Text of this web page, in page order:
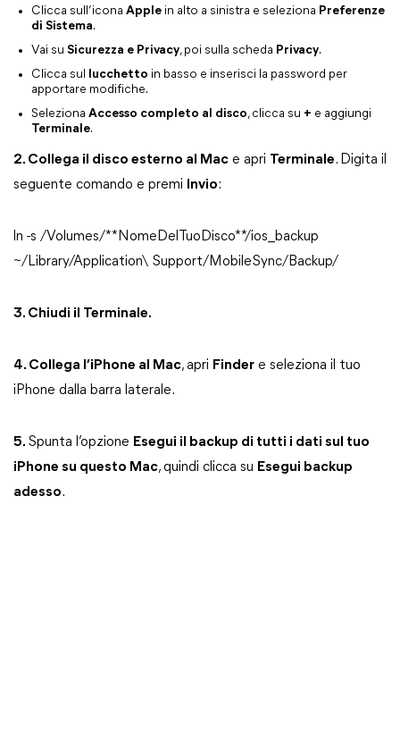
Clicca sull’icona Apple in alto a sinistra e seleziona Preferenze
di Sistema.
Vai su Sicurezza e Privacy, poi sulla scheda Privacy.
Clicca sul lucchetto in basso e inserisci la password per
apportare modifiche.
Seleziona Accesso completo al disco, clicca su + e aggiungi
Terminale.
2. Collega il disco esterno al Mac e apri Terminale. Digita il
seguente comando e premi
Invio:
ln -s /Volumes/**NomeDelTuoDisco**/ios_backup
~/Library/Application\ Support/MobileSync/Backup/
3. Chiudi il Terminale.
4. Collega l’iPhone al Mac, apri Finder e seleziona il tuo
iPhone dalla barra laterale.
5. Spunta l’opzione Esegui il backup di tutti i dati sul tuo
iPhone su questo Mac, quindi clicca su Esegui backup
adesso.